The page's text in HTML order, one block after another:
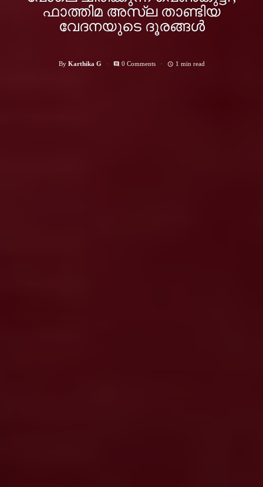
ഫാത്തിമ അസ്ല താണ്ടിയ
വേദനയുടെ ദൂരങ്ങള്‍
By Karthika G comment 0 Comments access_time 1 min read